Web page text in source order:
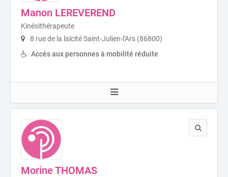
Manon LEREVEREND
Kinésithérapeute
8 rue de la laïcité Saint-Julien-l'Ars (86800)
Accès aux personnes à mobilité réduite
Morine THOMAS